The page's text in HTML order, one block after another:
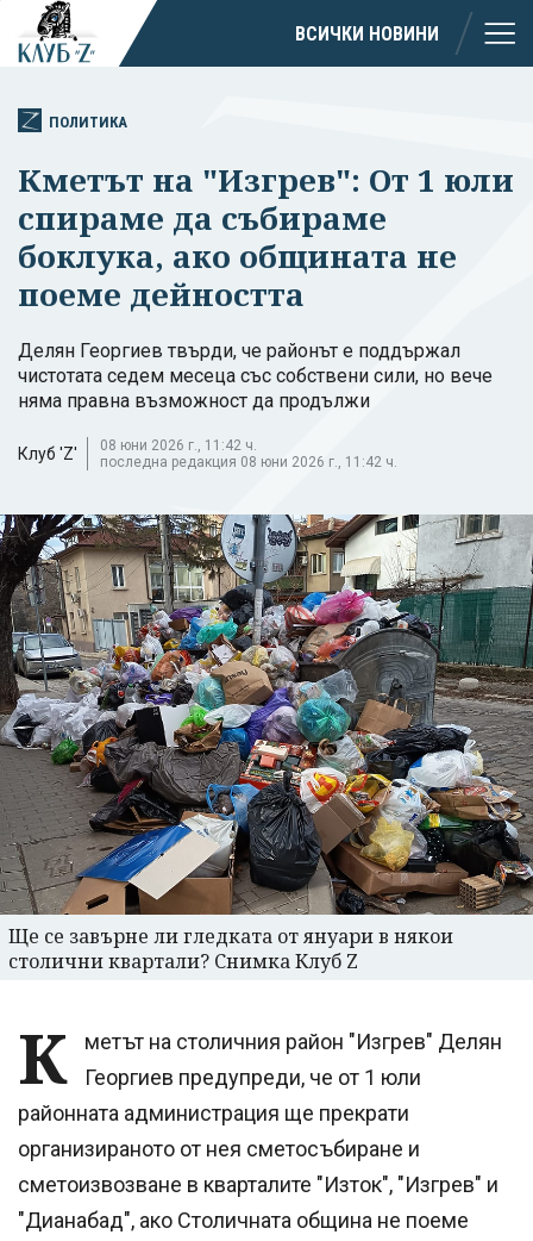
ВСИЧКИ НОВИНИ
ПОЛИТИКА
Кметът на "Изгрев": От 1 юли
спираме да събираме
боклука, ако общината не
поеме дейността
Делян Георгиев твърди, че районът е поддържал
чистотата седем месеца със собствени сили, но вече
няма правна възможност да продължи
Клуб 'Z'
08 юни 2026 г., 11:42 ч.
последна редакция 08 юни 2026 г., 11:42 ч.
Ще се завърне ли гледката от януари в някои
столични квартали? Снимка Клуб Z
К
метът на столичния район "Изгрев" Делян
Георгиев предупреди, че от 1 юли
районната администрация ще прекрати
организираното от нея сметосъбиране и
сметоизвозване в кварталите "Изток", "Изгрев" и
"Дианабад", ако Столичната община не поеме